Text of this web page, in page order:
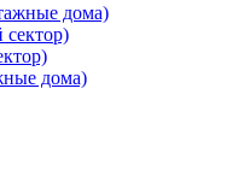
дома)
сектор)
дома)